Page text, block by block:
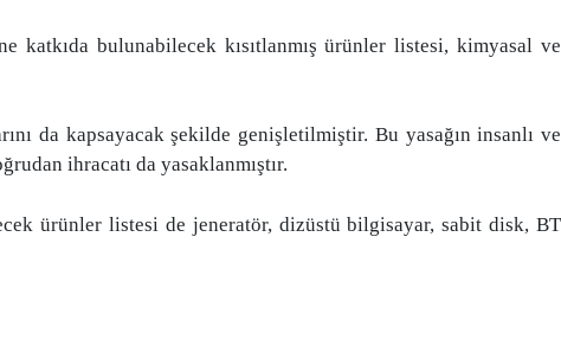
bulunabilecek kısıtlanmış ürünler listesi, kimyasal ve
da kapsayacak şekilde genişletilmiştir. Bu yasağın insanlı ve
ihracatı da yasaklanmıştır.
ürünler listesi de jeneratör, dizüstü bilgisayar, sabit disk, BT